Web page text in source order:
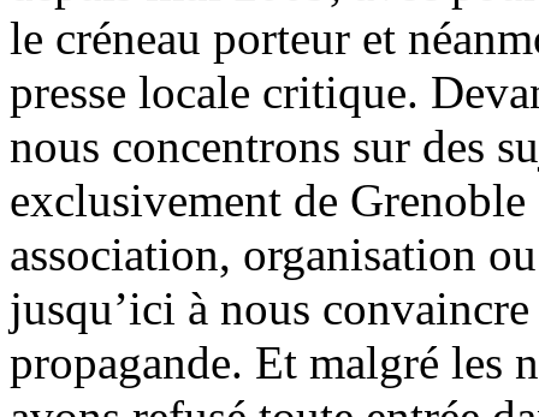
le créneau porteur et
presse locale critique.
nous concentrons sur des
exclusivement de
association, organisation
jusqu’ici à nous
propagande. Et malgré les